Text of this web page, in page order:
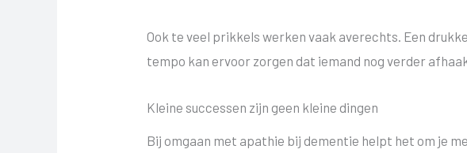
Ook te veel prikkels werken vaak averechts. Een
tempo kan ervoor zorgen dat iemand nog verder
Kleine successen zijn geen kleine dingen
Bij omgaan met apathie bij dementie helpt het om je